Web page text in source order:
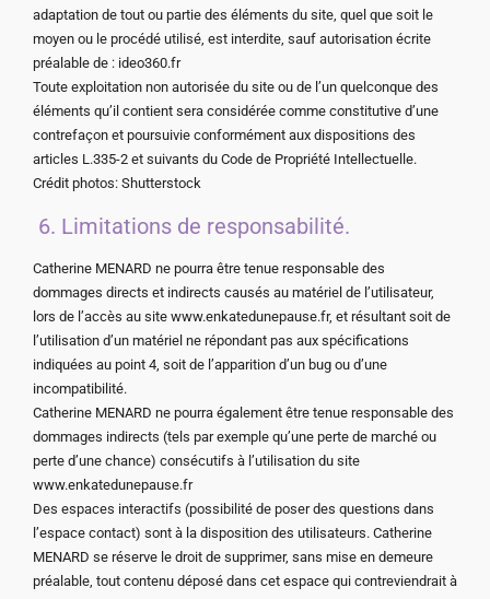
adaptation de tout ou partie des éléments du site, quel que soit le
moyen ou le procédé utilisé, est interdite, sauf autorisation écrite
préalable de : ideo360.fr
Toute exploitation non autorisée du site ou de l’un quelconque des
éléments qu’il contient sera considérée comme constitutive d’une
contrefaçon et poursuivie conformément aux dispositions des
articles L.335-2 et suivants du Code de Propriété Intellectuelle.
Crédit photos: Shutterstock
6. Limitations de responsabilité.
Catherine MENARD ne pourra être tenue responsable des
dommages directs et indirects causés au matériel de l’utilisateur,
lors de l’accès au site www.enkatedunepause.fr, et résultant soit de
l’utilisation d’un matériel ne répondant pas aux spécifications
indiquées au point 4, soit de l’apparition d’un bug ou d’une
incompatibilité.
Catherine MENARD ne pourra également être tenue responsable des
dommages indirects (tels par exemple qu’une perte de marché ou
perte d’une chance) consécutifs à l’utilisation du site
www.enkatedunepause.fr
Des espaces interactifs (possibilité de poser des questions dans
l’espace contact) sont à la disposition des utilisateurs. Catherine
MENARD se réserve le droit de supprimer, sans mise en demeure
préalable, tout contenu déposé dans cet espace qui contreviendrait à